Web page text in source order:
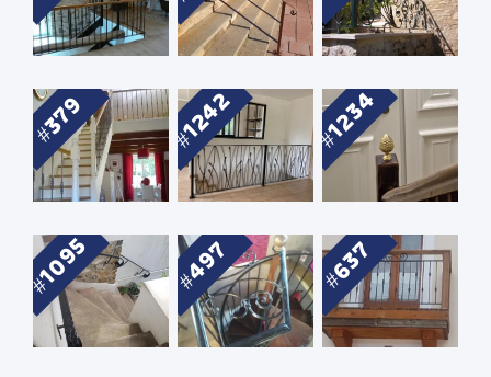
379 1242 1234
1095 497 637